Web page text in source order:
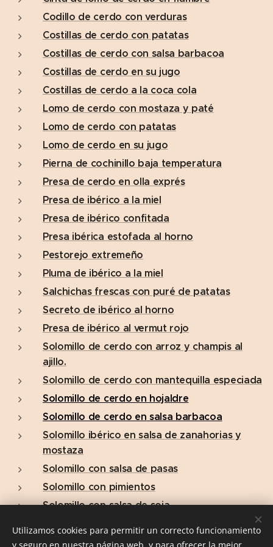
Codillo de cerdo con verduras
Costillas de cerdo con patatas
Costillas de cerdo con salsa barbacoa
Costillas de cerdo en su jugo
Costillas de cerdo a la coca cola
Lomo de cerdo con mostaza y paté
Lomo de cerdo con patatas
Lomo de cerdo en su jugo
Pierna de cochinillo baja temperatura
Presa de cerdo en olla exprés
Presa de ibérico a la miel
Presa de ibérico confitada
Presa ibérica estofada al horno
Pestorejo extremeño
Pluma de ibérico a la miel
Salchichas frescas con puré de patatas
Secreto de ibérico al horno
Presa de ibérico al vermut rojo
Solomillo de cerdo con arroz y champis al
ajillo.
Solomillo de cerdo con mantequilla especiada
Solomillo de cerdo en hojaldre
Solomillo de cerdo en salsa barbacoa
Solomillo ibérico en salsa de zanahorias y
mostaza
Solomillo con salsa de pasas
Solomillo con pimientos
Solomillo con salsa de soja
Utilizamos cookies para permitir un correcto funcionamiento